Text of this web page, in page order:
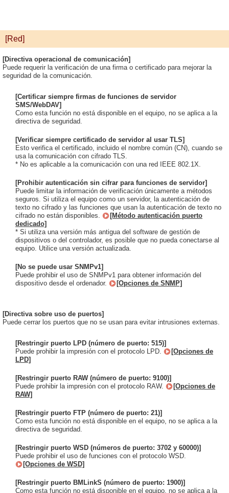
[Red]
[Directiva operacional de comunicación]
Puede requerir la verificación de una firma o certificado para mejorar la
seguridad de la comunicación.
[Certificar siempre firmas de funciones de servidor
SMS/WebDAV]
Como esta función no está disponible en el equipo, no se aplica a la
directiva de seguridad.
[Verificar siempre certificado de servidor al usar TLS]
Esto verifica el certificado, incluido el nombre común (CN), cuando se
usa la comunicación con cifrado TLS.
* No es aplicable a la comunicación con una red IEEE 802.1X.
[Prohibir autenticación sin cifrar para funciones de servidor]
Puede limitar la información de verificación únicamente a métodos
seguros. Si utiliza el equipo como un servidor, la autenticación de
texto no cifrado y las funciones que usan la autenticación de texto no
cifrado no están disponibles.
[Método autenticación puerto
dedicado]
* Si utiliza una versión más antigua del software de gestión de
dispositivos o del controlador, es posible que no pueda conectarse al
equipo. Utilice una versión actualizada.
[No se puede usar SNMPv1]
Puede prohibir el uso de SNMPv1 para obtener información del
dispositivo desde el ordenador.
[Opciones de SNMP]
[Directiva sobre uso de puertos]
Puede cerrar los puertos que no se usan para evitar intrusiones externas.
[Restringir puerto LPD (número de puerto: 515)]
Puede prohibir la impresión con el protocolo LPD.
[Opciones de
LPD]
[Restringir puerto RAW (número de puerto: 9100)]
Puede prohibir la impresión con el protocolo RAW.
[Opciones de
RAW]
[Restringir puerto FTP (número de puerto: 21)]
Como esta función no está disponible en el equipo, no se aplica a la
directiva de seguridad.
[Restringir puerto WSD (números de puerto: 3702 y 60000)]
Puede prohibir el uso de funciones con el protocolo WSD.
[Opciones de WSD]
[Restringir puerto BMLinkS (número de puerto: 1900)]
Como esta función no está disponible en el equipo, no se aplica a la